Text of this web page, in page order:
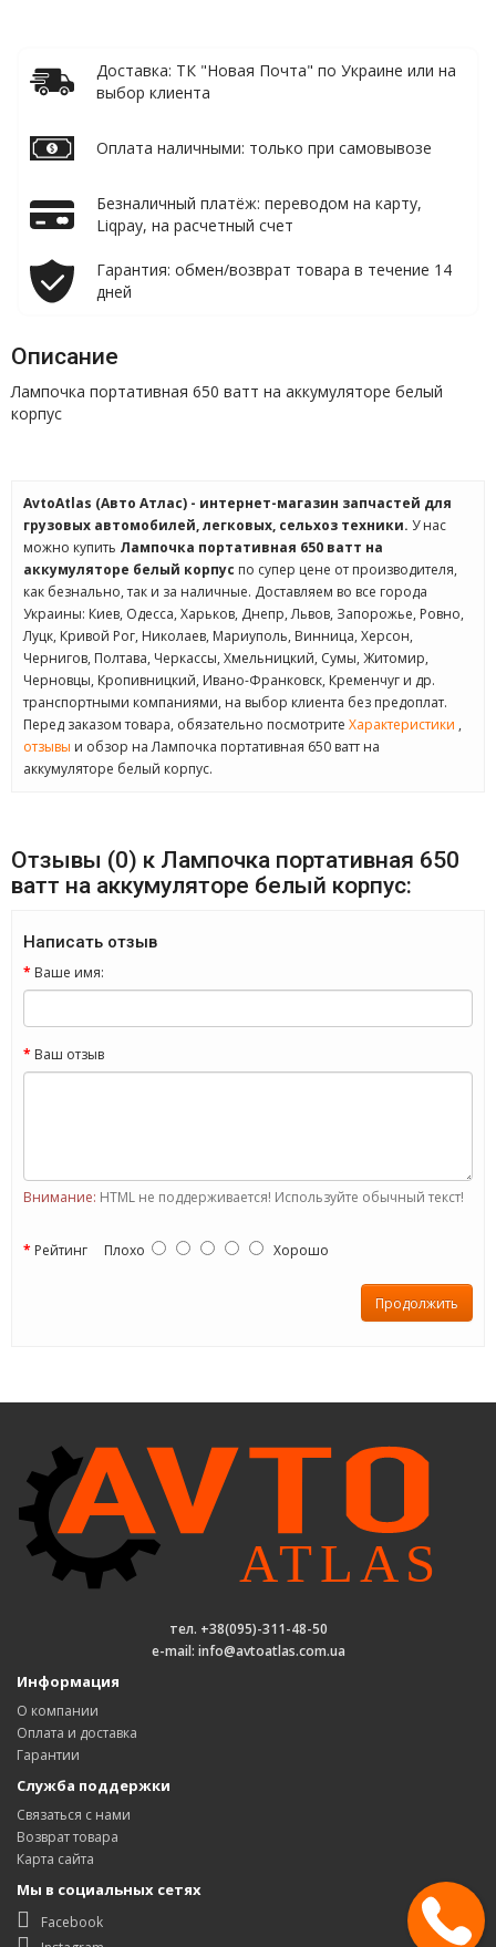
Доставка: ТК "Новая Почта" по Украине или на
выбор клиента
Оплата наличными: только при самовывозе
Безналичный платёж: переводом на карту,
Liqpay, на расчетный счет
Гарантия: обмен/возврат товара в течение 14
дней
Описание
Лампочка портативная 650 ватт на аккумуляторе белый
корпус
AvtoAtlas (Авто Атлас) - интернет-магазин запчастей для
грузовых автомобилей, легковых, сельхоз техники. У нас
можно купить Лампочка портативная 650 ватт на
аккумуляторе белый корпус по супер цене от производителя,
как безнально, так и за наличные. Доставляем во все города
Украины: Киев, Одесса, Харьков, Днепр, Львов, Запорожье, Ровно,
Луцк, Кривой Рог, Николаев, Мариуполь, Винница, Херсон,
Чернигов, Полтава, Черкассы, Хмельницкий, Сумы, Житомир,
Черновцы, Кропивницкий, Ивано-Франковск, Кременчуг и др.
транспортными компаниями, на выбор клиента без предоплат.
Перед заказом товара, обязательно посмотрите Характеристики ,
отзывы и обзор на Лампочка портативная 650 ватт на
аккумуляторе белый корпус.
Отзывы (0) к Лампочка портативная 650
ватт на аккумуляторе белый корпус:
Написать отзыв
Ваше имя:
Ваш отзыв
Внимание: HTML не поддерживается! Используйте обычный текст!
Рейтинг Плохо Хорошо
Продолжить
тел. +38(095)-311-48-50
e-mail: info@avtoatlas.com.ua
Информация
О компании
Оплата и доставка
Гарантии
Служба поддержки
Связаться с нами
Возврат товара
Карта сайта
Мы в социальных сетях
Facebook